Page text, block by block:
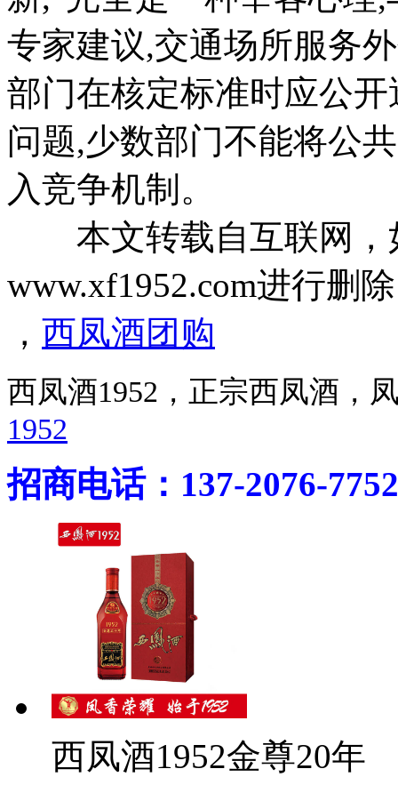
专家建议,交通场所服务
部门在核定标准时应公
问题,少数部门不能将公
入竞争机制。
本文转载自互联网，
www.xf1952.com进行删
， 西凤酒团购
西凤酒1952，正宗西凤酒
1952
招商电话：137-2076-7752
西凤酒1952金尊20年